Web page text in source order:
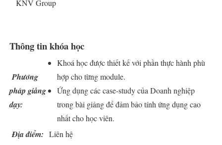
KNV Group
Thông tin khóa học
Phương
pháp giảng
dạy:
Khoá học được thiết kế với phần thực hành phù
hợp cho từng module.
Ứng dụng các case-study của Doanh nghiệp
trong bài giảng để đảm bảo tính ứng dụng cao
nhất cho học viên.
Địa điểm: Liên hệ